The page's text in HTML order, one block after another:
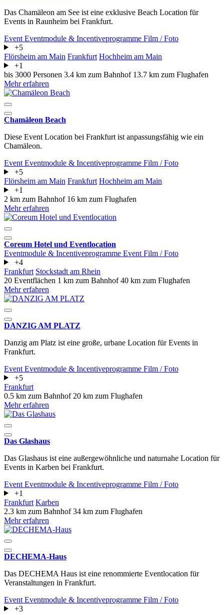
Das Chamäleon am See ist eine exklusive Beach Location für
Events in Raunheim bei Frankfurt.
Event Eventmodule & Incentiveprogramme Film / Foto
+5
Flörsheim am Main Frankfurt Hochheim am Main
+1
bis 3000 Personen 3.4 km zum Bahnhof 13.7 km zum Flughafen
Mehr erfahren
Chamäleon Beach
Diese Event Location bei Frankfurt ist anpassungsfähig wie ein
Chamäleon.
Event Eventmodule & Incentiveprogramme Film / Foto
+5
Flörsheim am Main Frankfurt Hochheim am Main
+1
2 km zum Bahnhof 16 km zum Flughafen
Mehr erfahren
Coreum Hotel und Eventlocation
Eventmodule & Incentiveprogramme Event Film / Foto
+4
Frankfurt Stockstadt am Rhein
20 Eventflächen 1 km zum Bahnhof40 km zum Flughafen
Mehr erfahren
DANZIG AM PLATZ
Danzig am Platz ist eine große, urbane Location für Events in
Frankfurt.
Event Eventmodule & Incentiveprogramme Film / Foto
+5
Frankfurt
0.5 km zum Bahnhof 20 km zum Flughafen
Mehr erfahren
Das Glashaus
Das Glashaus ist eine außergewöhnliche und naturnahe Location für
Events in Karben bei Frankfurt.
Event Eventmodule & Incentiveprogramme Film / Foto
+1
Frankfurt Karben
2.3 km zum Bahnhof34 km zum Flughafen
Mehr erfahren
DECHEMA-Haus
Das DECHEMA Haus ist eine renommierte Eventlocation für
Veranstaltungen in Frankfurt.
Event Eventmodule & Incentiveprogramme Film / Foto
+3